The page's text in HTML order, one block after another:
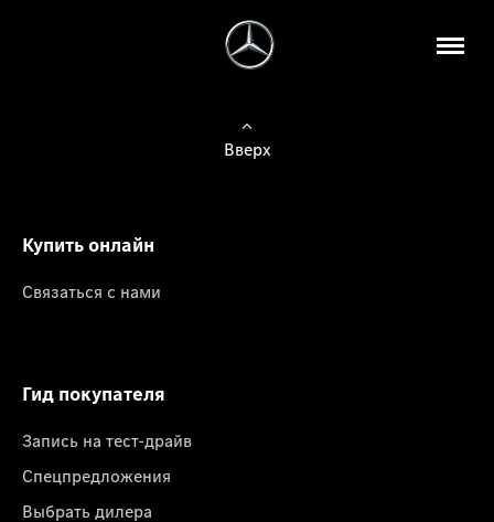
Вверх
Купить онлайн
Связаться с нами
Гид покупателя
Запись на тест-драйв
Спецпредложения
Выбрать дилера